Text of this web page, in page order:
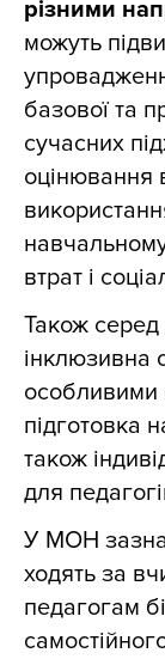
різними
можуть
базової та
сучасних
оцінювання
втрат і
Також серед
інклюзивна
особливими
підготовка
також
для
У МОН
ходять за
педагогам